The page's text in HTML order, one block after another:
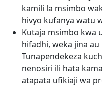
kamili la msimbo
hivyo kufanya watu
Kutaja msimbo kwa
hifadhi, weka jina
Tunapendekeza
nenosiri ili hata
atapata ufikiaji wa